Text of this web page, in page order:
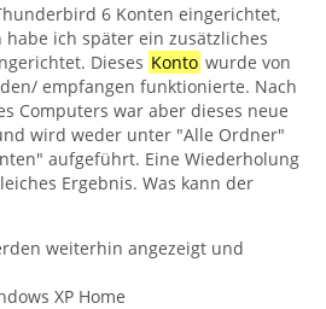
6 Konten eingerichtet,
ich später ein zusätzliches
Dieses Konto wurde von
empfangen funktionierte. Nach
Computers war aber dieses neue
wird weder unter "Alle Ordner"
aufgeführt. Eine Wiederholung
Ergebnis. Was kann der
weiterhin angezeigt und
XP Home